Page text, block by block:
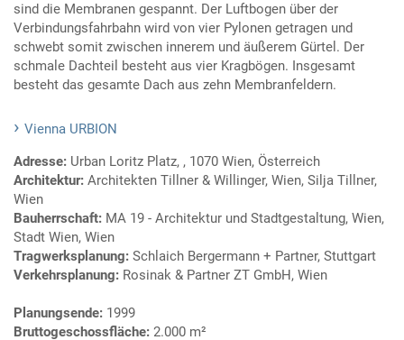
sind die Membranen gespannt. Der Luftbogen über der
Verbindungsfahrbahn wird von vier Pylonen getragen und
schwebt somit zwischen innerem und äußerem Gürtel. Der
schmale Dachteil besteht aus vier Kragbögen. Insgesamt
besteht das gesamte Dach aus zehn Membranfeldern.
Vienna URBION
Adresse: Urban Loritz Platz, , 1070 Wien, Österreich
Architektur: Architekten Tillner & Willinger, Wien, Silja Tillner,
Wien
Bauherrschaft: MA 19 - Architektur und Stadtgestaltung, Wien,
Stadt Wien, Wien
Tragwerksplanung: Schlaich Bergermann + Partner, Stuttgart
Verkehrsplanung: Rosinak & Partner ZT GmbH, Wien
Planungsende: 1999
Bruttogeschossfläche: 2.000 m²